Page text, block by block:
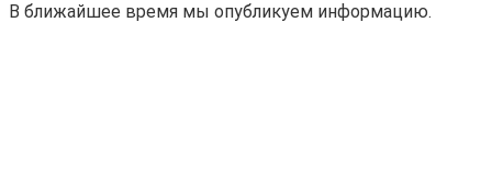
В ближайшее время мы опубликуем информацию.